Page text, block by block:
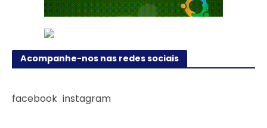
Acompanhe-nos nas redes sociais
facebook instagram